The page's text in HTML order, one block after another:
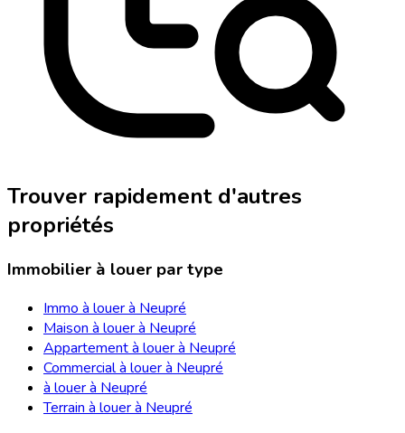
Trouver rapidement d'autres
propriétés
Immobilier à louer par type
Immo à louer à Neupré
Maison à louer à Neupré
Appartement à louer à Neupré
Commercial à louer à Neupré
à louer à Neupré
Terrain à louer à Neupré